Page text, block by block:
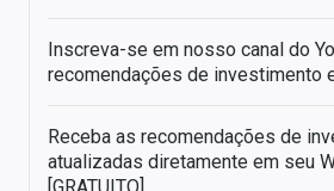
Inscreva-se em nosso canal do
recomendações de investimento
Receba as recomendações de
atualizadas diretamente em seu